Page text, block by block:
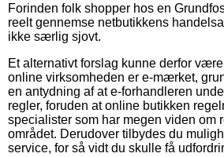
Forinden folk shopper hos en
reelt gennemse netbutikkens
ikke særlig sjovt.
Et alternativt forslag kunne derfor
online virksomheden er e-mærket,
en antydning af at e-forhandleren
regler, foruden at online butikken
specialister som har megen viden om
området. Derudover tilbydes du
service, for så vidt du skulle få